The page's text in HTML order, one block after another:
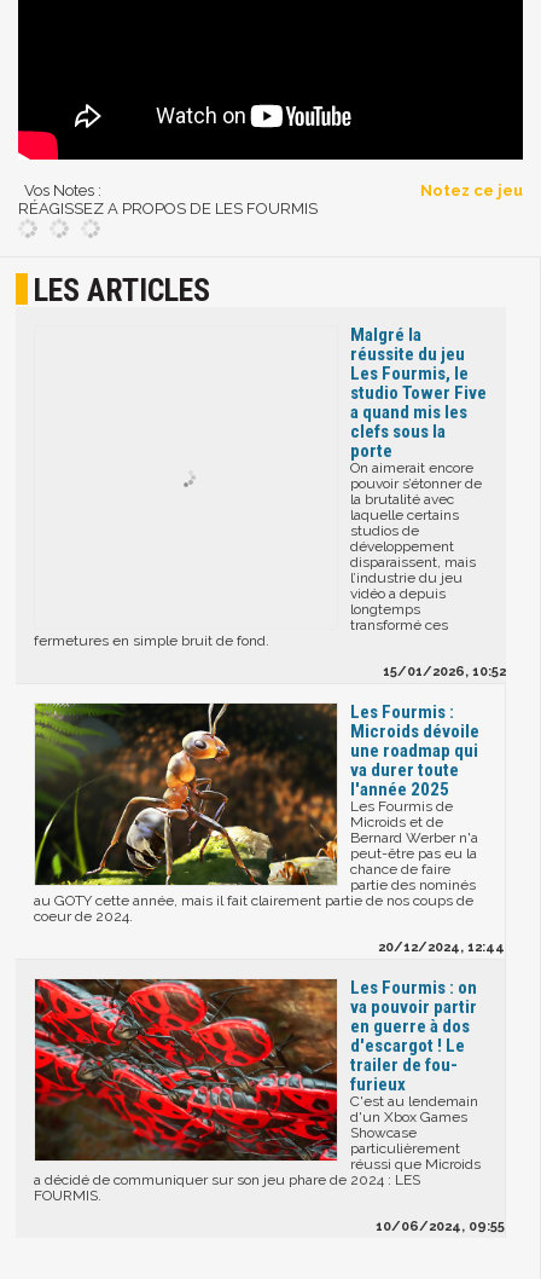
Vos Notes :
Notez ce jeu
RÉAGISSEZ A PROPOS DE LES FOURMIS
LES ARTICLES
Malgré la
réussite du jeu
Les Fourmis, le
studio Tower Five
a quand mis les
clefs sous la
porte
On aimerait encore
pouvoir s’étonner de
la brutalité avec
laquelle certains
studios de
développement
disparaissent, mais
l’industrie du jeu
vidéo a depuis
longtemps
transformé ces
fermetures en simple bruit de fond.
15/01/2026, 10:52
Les Fourmis :
Microids dévoile
une roadmap qui
va durer toute
l'année 2025
Les Fourmis de
Microids et de
Bernard Werber n'a
peut-être pas eu la
chance de faire
partie des nominés
au GOTY cette année, mais il fait clairement partie de nos coups de
coeur de 2024.
20/12/2024, 12:44
Les Fourmis : on
va pouvoir partir
en guerre à dos
d'escargot ! Le
trailer de fou-
furieux
C'est au lendemain
d'un Xbox Games
Showcase
particulièrement
réussi que Microids
a décidé de communiquer sur son jeu phare de 2024 : LES
FOURMIS.
10/06/2024, 09:55